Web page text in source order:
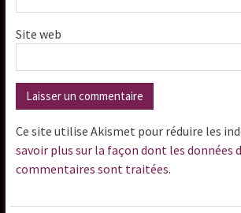
Site web
Ce site utilise Akismet pour réduire les
savoir plus sur la façon dont les données
commentaires sont traitées.